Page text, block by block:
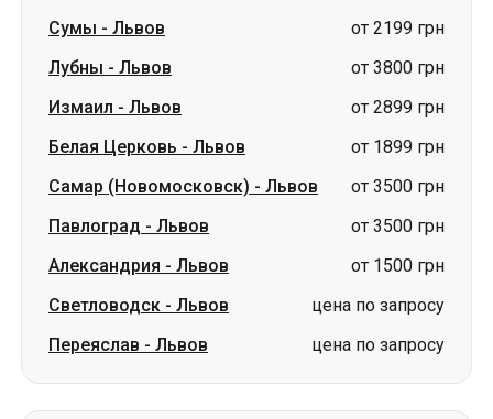
Сумы - Львов
от 2199 грн
Лубны - Львов
от 3800 грн
Измаил - Львов
от 2899 грн
Белая Церковь - Львов
от 1899 грн
Самар (Новомосковск) - Львов
от 3500 грн
Павлоград - Львов
от 3500 грн
Александрия - Львов
от 1500 грн
Светловодск - Львов
цена по запросу
Переяслав - Львов цена по запросу